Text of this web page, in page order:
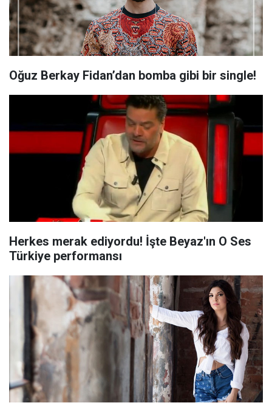
Oğuz Berkay Fidan’dan bomba gibi bir single!
Herkes merak ediyordu! İşte Beyaz'ın O Ses
Türkiye performansı